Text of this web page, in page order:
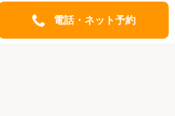
電話・ネット予約